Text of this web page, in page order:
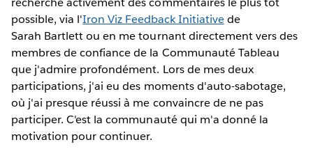
possible, via l'Iron Viz Feedback Initiativede
Sarah Bartlett ou en me tournant directement vers des
membres de confiance de la Communauté Tableau
que j'admire profondément. Lors de mes deux
participations, j'ai eu des moments d'auto-sabotage,
où j'ai presque réussi à me convaincre de ne pas
participer. C'est la communauté qui m'a donné la
motivation pour continuer.